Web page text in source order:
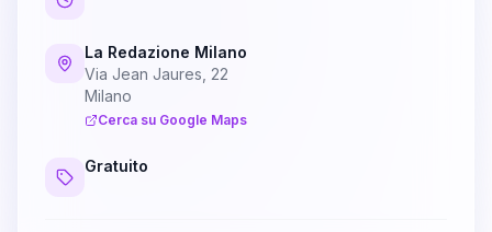
La Redazione Milano
Via Jean Jaures, 22
Milano
Cerca su Google Maps
Gratuito